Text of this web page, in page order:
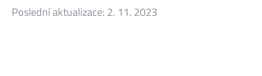
Poslední aktualizace: 2. 11. 2023